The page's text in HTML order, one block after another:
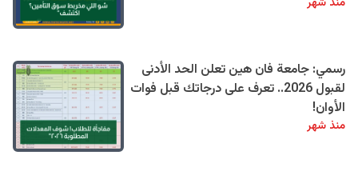
رسمي: جامعة فان هين تعلن الحد الأدنى
لقبول 2026.. تعرف على درجاتك قبل فوات
الأوان!
منذ شهر